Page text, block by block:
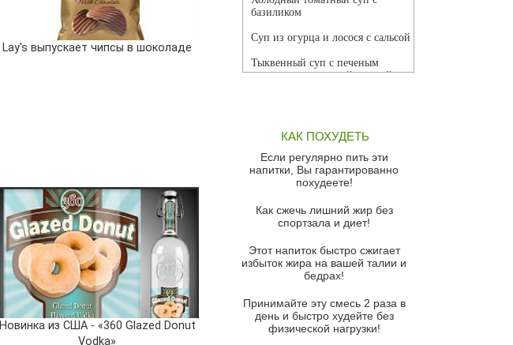
Lay's выпускает чипсы в шоколаде
Новинка из США - «360 Glazed Donut
Vodka»
базиликом
Суп из огурца и лосося с сальсой
Тыквенный суп с печеным
чесноком и томатной сальсой
красного перца
Парижский луковый суп
Суп из спаржи и горошка с
Суп-крем из цветной капусты
Французский луковый суп
Суп из баклажанов с моцареллой
Грибной крем-суп с кростини с
козьим сыром
КАК ПОХУДЕТЬ
Если регулярно пить эти
напитки, Вы гарантированно
похудеете!
Как сжечь лишний жир без
спортзала и диет!
Этот напиток быстро сжигает
избыток жира на вашей талии и
бедрах!
Принимайте эту смесь 2 раза в
день и быстро худейте без
физической нагрузки!